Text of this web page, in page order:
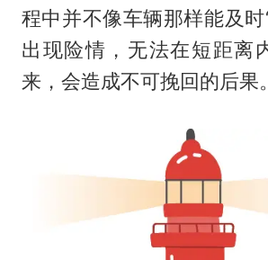
程中并不像车辆那样能及时
出现险情，无法在短距离
来，会造成不可挽回的后果。